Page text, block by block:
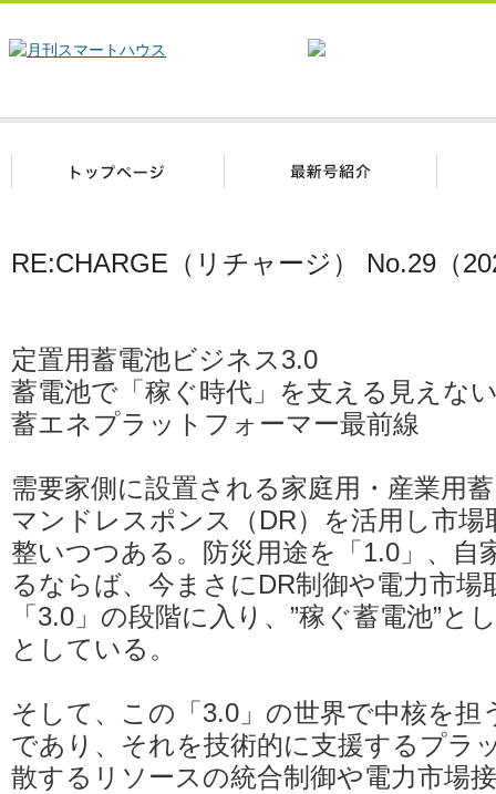
RE:CHARGE（リチャージ） No.29（
定置用蓄電池ビジネス3.0
蓄電池で「稼ぐ時代」を支える見えな
蓄エネプラットフォーマー最前線
需要家側に設置される家庭用・産業用
マンドレスポンス（DR）を活用し市場
整いつつある。防災用途を「1.0」、自
るならば、今まさにDR制御や電力市場
「3.0」の段階に入り、”稼ぐ蓄電池”と
としている。
そして、この「3.0」の世界で中核を
であり、それを技術的に支援するプラ
散するリソースの統合制御や電力市場